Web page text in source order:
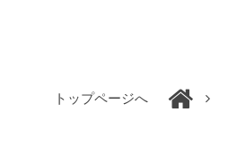
トップページへ